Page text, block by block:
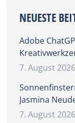
NEUESTE
Adobe
7. August 2026
Jasmina
7. August 2026